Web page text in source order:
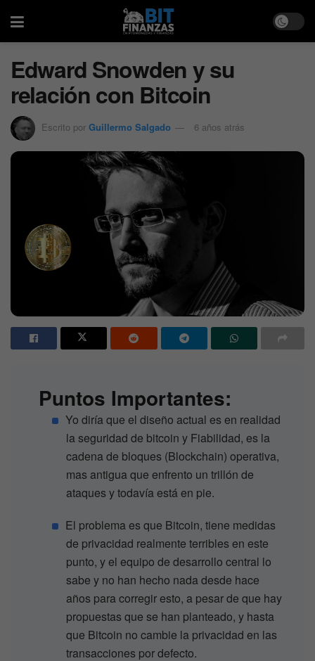
Edward Snowden y su
relación con Bitcoin
Escrito por Guillermo Salgado 6 años atrás
Puntos Importantes:
Yo diría que el diseño actual es en realidad
la seguridad de bitcoin y Fiabilidad, es la
cadena de bloques (Blockchain) operativa,
mas antigua que enfrento un trillón de
ataques y todavía está en pie.
El problema es que Bitcoin, tiene medidas
de privacidad realmente terribles en este
punto, y el equipo de desarrollo central lo
sabe y no han hecho nada desde hace
años para corregir esto, a pesar de que hay
propuestas que se han planteado, y hasta
que Bitcoin no cambie la privacidad en las
transacciones por defecto.